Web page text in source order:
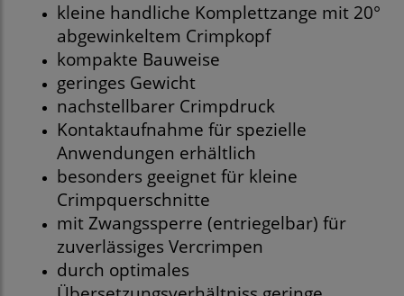
kleine handliche Komplettzange mit 20°
abgewinkeltem Crimpkopf
kompakte Bauweise
geringes Gewicht
nachstellbarer Crimpdruck
Kontaktaufnahme für spezielle
Anwendungen erhältlich
besonders geeignet für kleine
Crimpquerschnitte
mit Zwangssperre (entriegelbar) für
zuverlässiges Vercrimpen
durch optimales